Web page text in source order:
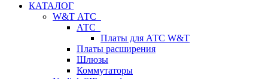
КАТАЛОГ
W&T АТС
АТС
Платы для АТС W&T
Платы расширения
Шлюзы
Коммутаторы